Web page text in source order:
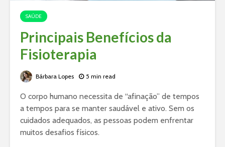
SAÚDE
Principais Benefícios da
Fisioterapia
Bárbara Lopes 5 min read
O corpo humano necessita de “afinação” de tempos
a tempos para se manter saudável e ativo. Sem os
cuidados adequados, as pessoas podem enfrentar
muitos desafios físicos.